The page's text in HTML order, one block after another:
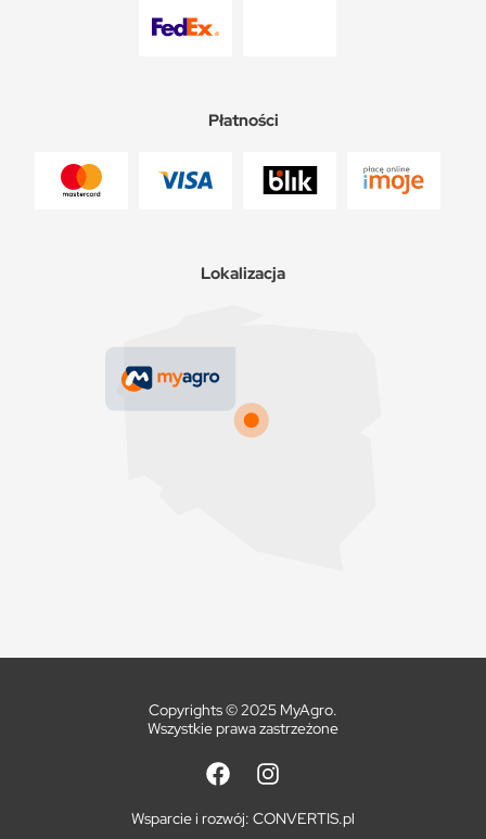
Płatności
Lokalizacja
Copyrights © 2025 MyAgro.
Wszystkie prawa zastrzeżone
Wsparcie i rozwój: CONVERTIS.pl